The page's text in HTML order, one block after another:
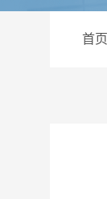
首页